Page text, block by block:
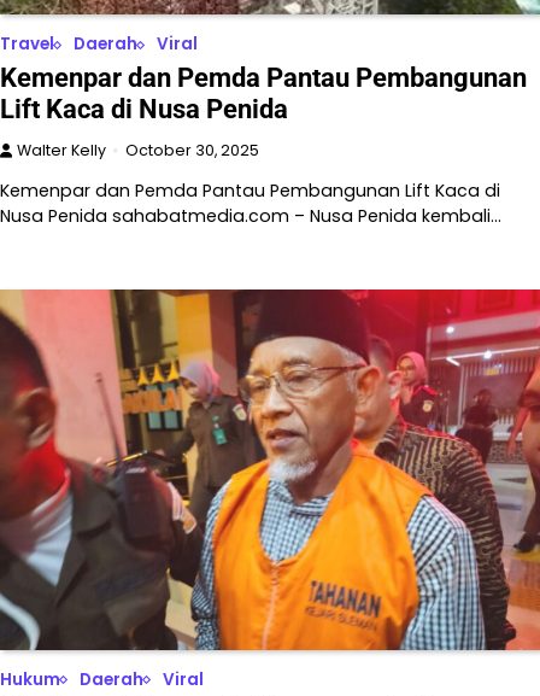
Travel Daerah Viral
Kemenpar dan Pemda Pantau Pembangunan
Lift Kaca di Nusa Penida
Walter Kelly October 30, 2025
Kemenpar dan Pemda Pantau Pembangunan Lift Kaca di
Nusa Penida sahabatmedia.com – Nusa Penida kembali…
Hukum Daerah Viral